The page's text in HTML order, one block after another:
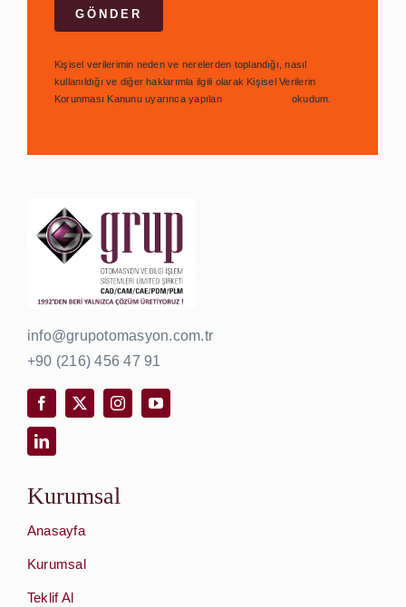
GÖNDER
Kişisel verilerimin neden ve nerelerden toplandığı, nasıl
kullanıldığı ve diğer haklarımla ilgili olarak Kişisel Verilerin
Korunması Kanunu uyarınca yapılan
okudum.
info@grupotomasyon.com.tr
+90 (216) 456 47 91
Kurumsal
Anasayfa
Kurumsal
Teklif Al